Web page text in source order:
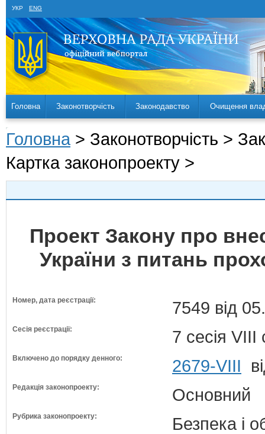
УКР ENG
Головна Законотворчість Законодавство Очищення
Головна > Законотворчість >
Картка законопроекту >
Проект Закону про
України з питань
Номер, дата реєстрації: 7549 від
Сесія реєстрації: 7 сесія VIII
Включено до порядку денного: 2679-VIII
Редакція законопроекту: Основний
Рубрика законопроекту: Безпека і